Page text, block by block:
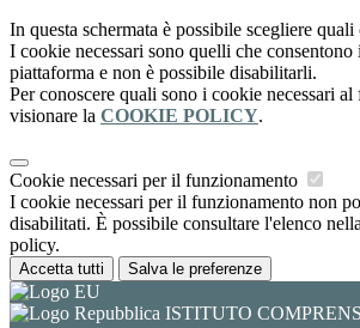
In questa schermata è possibile scegliere
I cookie necessari sono quelli che
piattaforma e non è possibile disabilitarli.
Per conoscere quali sono i cookie necessari
visionare la COOKIE POLICY.
Cookie necessari per il funzionamento
I cookie necessari per il funzionamento non
disabilitati. È possibile consultare l'elenco
policy.
Accetta tutti Salva le preferenze
ISTITUTO